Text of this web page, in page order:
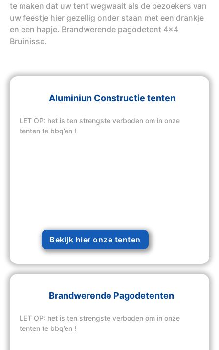
te maken dat uw tent wegwaait als de bezoekers van
uw feestje hier gezellig onder staan met een drankje
en een hapje. Brandwerende pagodetent 4x4
Bruinisse.
Aluminiun Constructie tenten
LET OP: het is ten strengste verboden om in onze
tenten te bbq’en !
Bekijk hier onze tenten
Brandwerende Pagodetenten
LET OP: het is ten strengste verboden om in onze
tenten te bbq’en !